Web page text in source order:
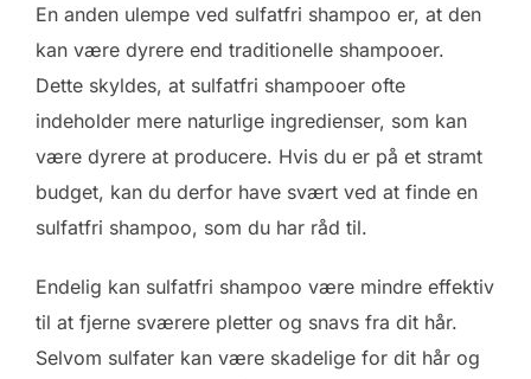
En anden ulempe ved sulfatfri shampoo er, at den
kan være dyrere end traditionelle shampooer.
Dette skyldes, at sulfatfri shampooer ofte
indeholder mere naturlige ingredienser, som kan
være dyrere at producere. Hvis du er på et stramt
budget, kan du derfor have svært ved at finde en
sulfatfri shampoo, som du har råd til.
Endelig kan sulfatfri shampoo være mindre effektiv
til at fjerne sværere pletter og snavs fra dit hår.
Selvom sulfater kan være skadelige for dit hår og